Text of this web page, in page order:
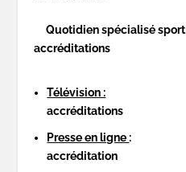
Quotidien
accréditations
Télévision :
accréditations
Presse en ligne :
accréditation